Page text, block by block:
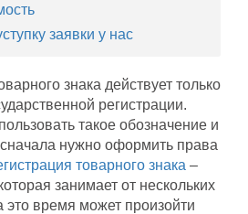
заявки у нас
знака действует только
регистрации.
такое обозначение и
нужно оформить права
товарного знака –
занимает от нескольких
это время может произойти